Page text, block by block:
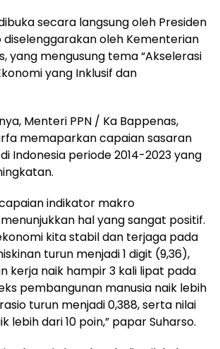
secara langsung oleh Presiden
diselenggarakan oleh Kementerian
yang mengusung tema “Akselerasi
yang Inklusif dan
Menteri PPN / Ka Bappenas,
memaparkan capaian sasaran
Indonesia periode 2014-2023 yang
indikator makro
hal yang sangat positif.
kita stabil dan terjaga pada
turun menjadi 1 digit (9,36),
kerja naik hampir 3 kali lipat pada
pembangunan manusia naik lebih
turun menjadi 0,388, serta nilai
lebih dari 10 poin,” papar Suharso.